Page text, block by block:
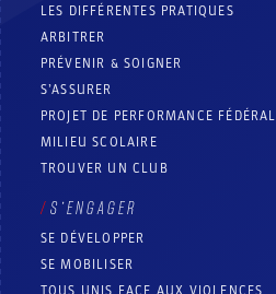
LES DIFFÉRENTES PRATIQUES
ARBITRER
PRÉVENIR & SOIGNER
S’ASSURER
PROJET DE PERFORMANCE FÉDÉRAL
MILIEU SCOLAIRE
TROUVER UN CLUB
S’ENGAGER
SE DÉVELOPPER
SE MOBILISER
TOUS UNIS FACE AUX VIOLENCES